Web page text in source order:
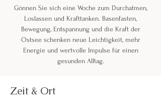
Gönnen Sie sich eine Woche zum Durchatmen,
Loslassen und Krafttanken. Basenfasten,
Bewegung, Entspannung und die Kraft der
Ostsee schenken neue Leichtigkeit, mehr
Energie und wertvolle Impulse für einen
gesunden Alltag.
Zeit & Ort